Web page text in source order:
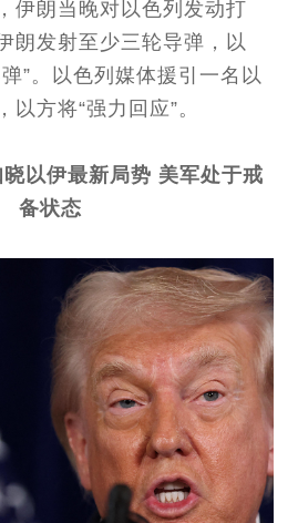
伊朗当晚对以色列发动打
朗发射至少三轮导弹，以
”。以色列媒体援引一名以
方将“强力回应”。
以伊最新局势 美军处于戒
备状态